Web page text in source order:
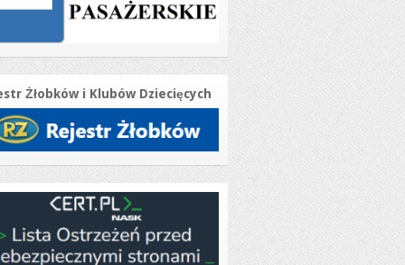
Żłobków i Klubów Dziecięcych